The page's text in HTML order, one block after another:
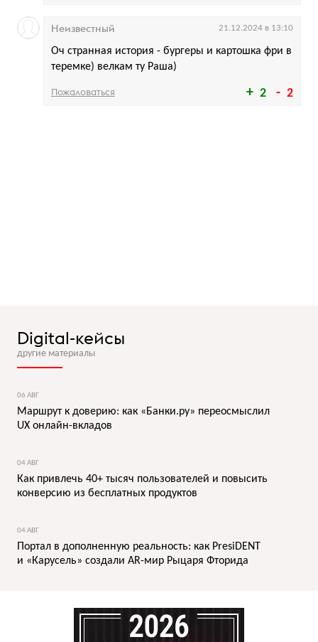
2 2
Оч странная история - бургеры и картошка фри в
теремке) велкам ту Раша)
Неизвестный 21.12.2024 в 13:10
Пожаловаться
Digital-кейсы
другие материалы
06 АВГ
Маршрут к доверию: как «Банки.ру» переосмыслил
UX онлайн-вкладов
04 АВГ
Как привлечь 40+ тысяч пользователей и повысить
конверсию из бесплатных продуктов
04 АВГ
Портал в дополненную реальность: как PresiDENT
и «Карусель» создали AR-мир Рыцаря Фторида